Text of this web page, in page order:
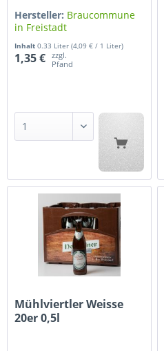
Hersteller: Braucommune
in Freistadt
Inhalt0.33 Liter(4,09 € / 1 Liter)
1,35 €
zzgl.
Pfand
Mühlviertler Weisse
20er 0,5l